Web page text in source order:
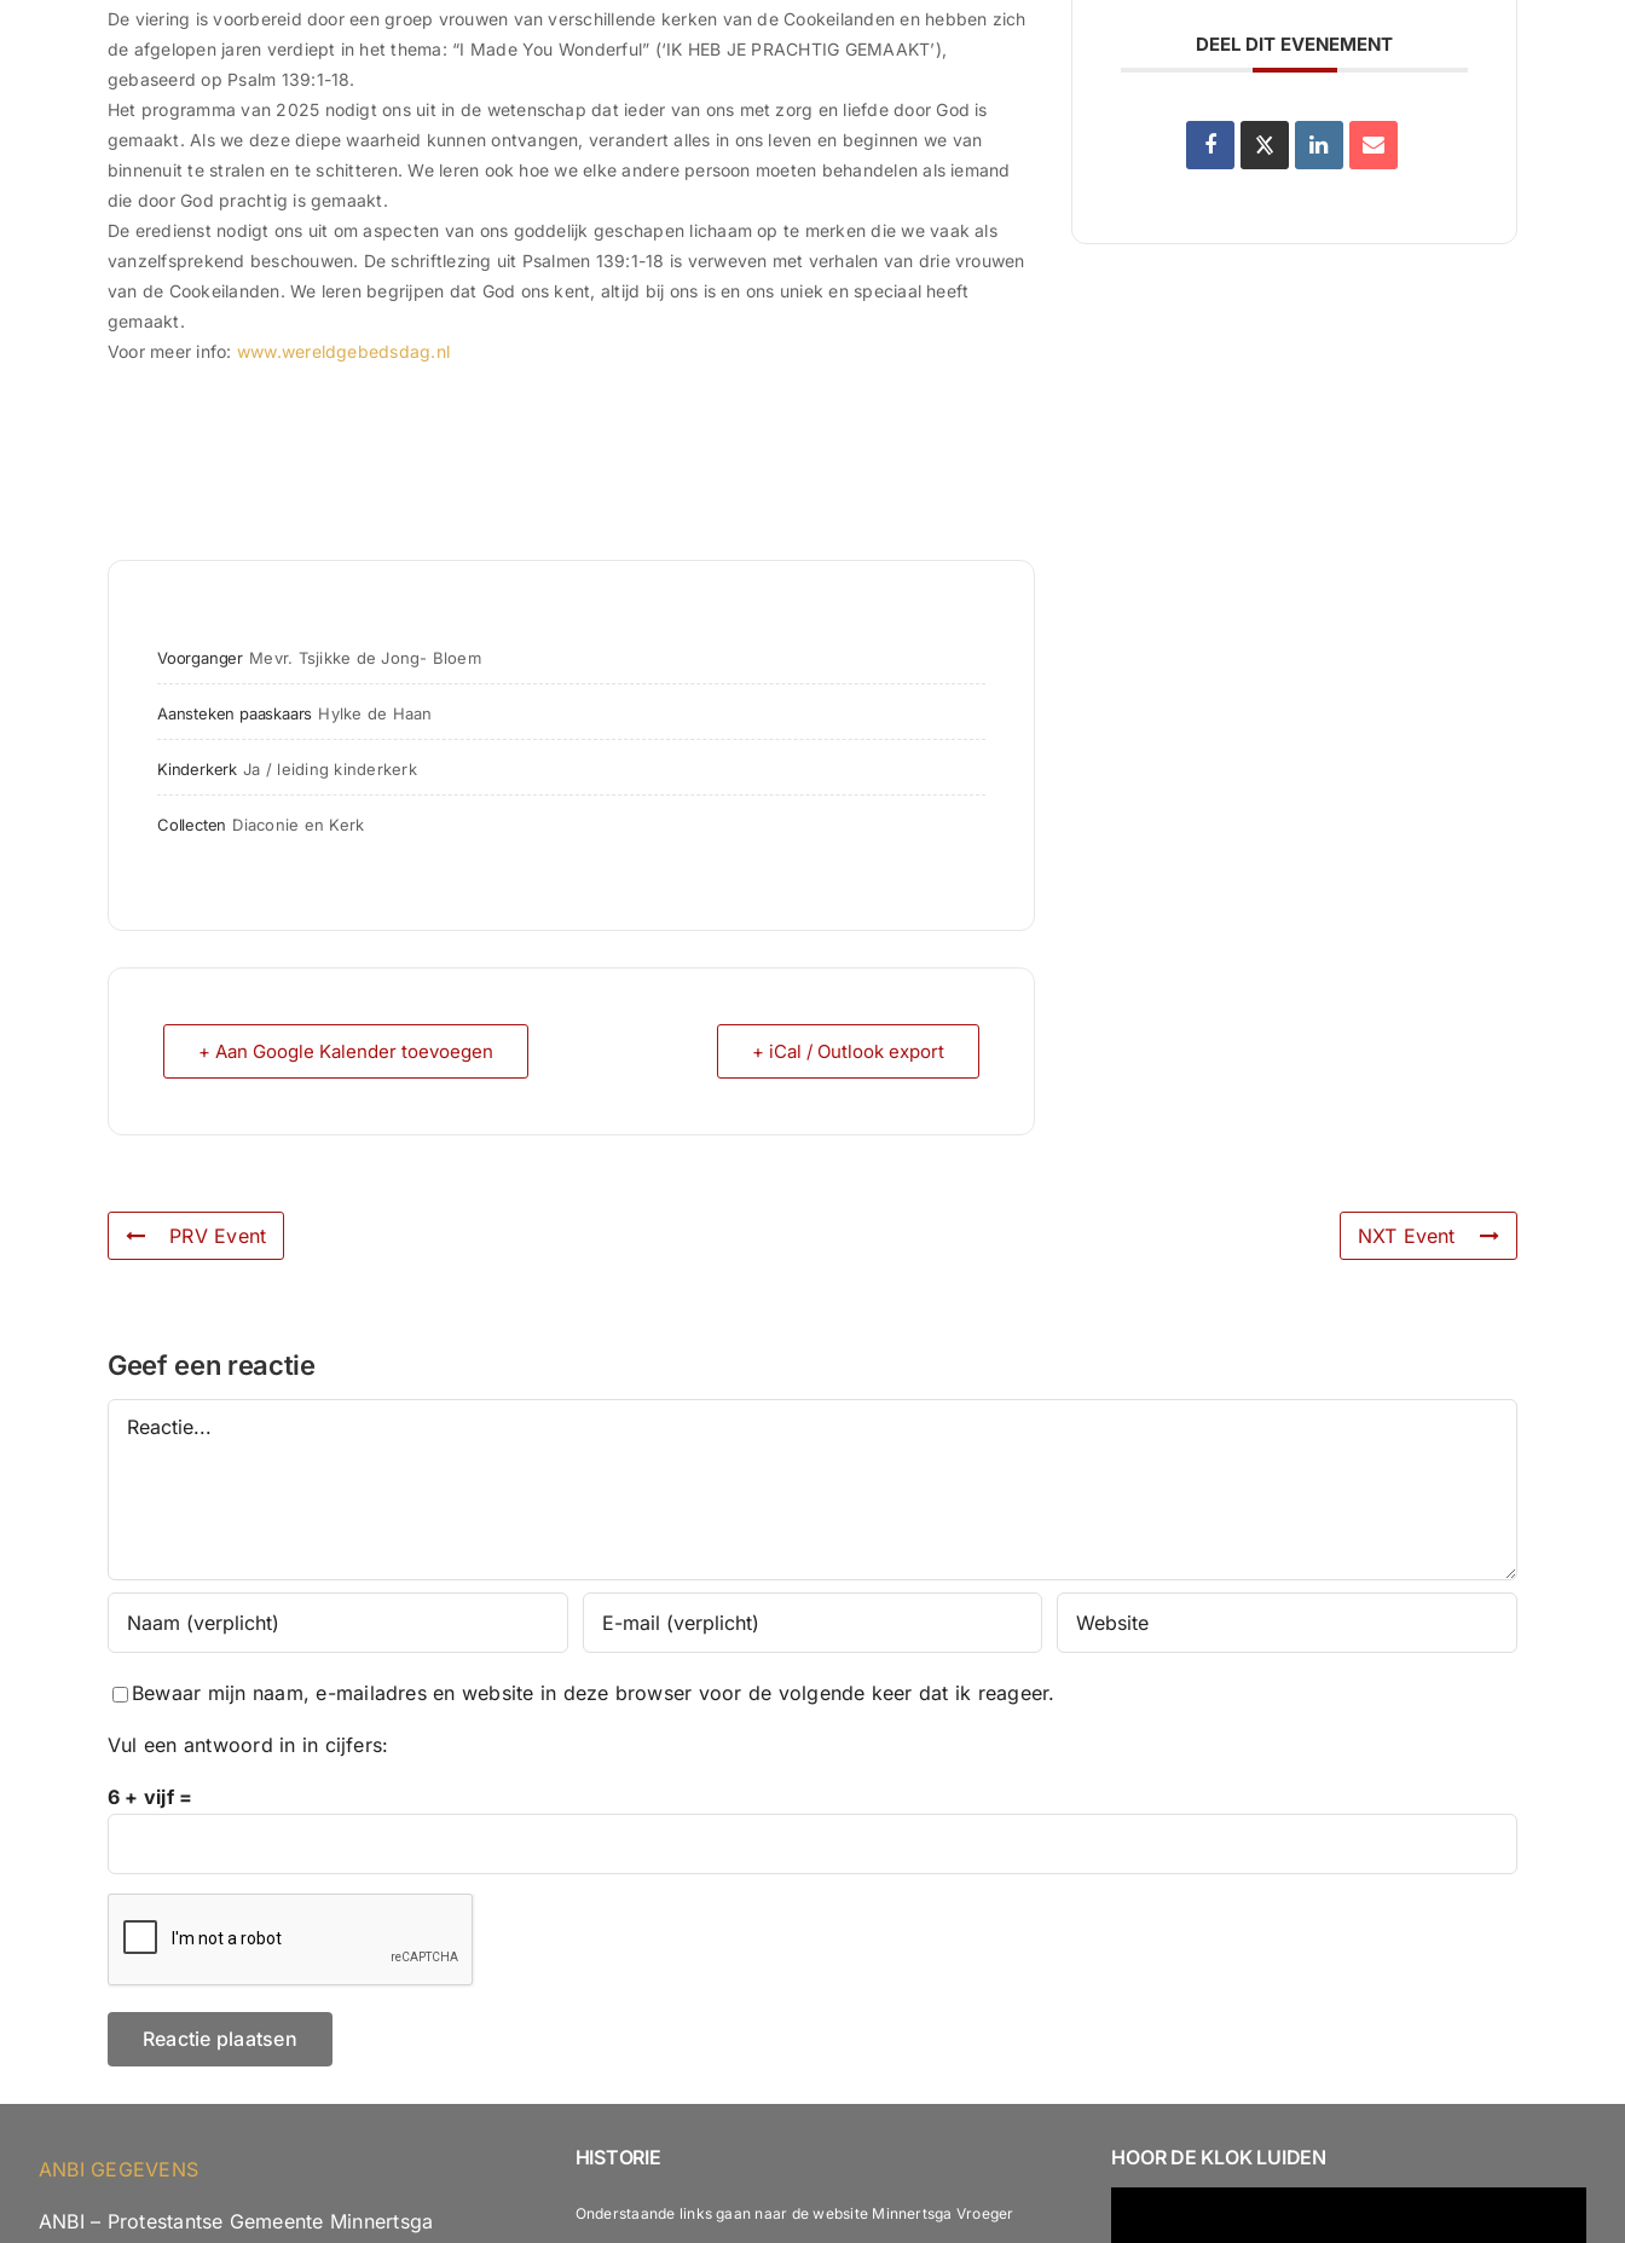
De viering is voorbereid door een groep vrouwen van verschillende kerken van de Cookeilanden en hebben zich
de afgelopen jaren verdiept in het thema: “I Made You Wonderful” (‘IK HEB JE PRACHTIG GEMAAKT’),
gebaseerd op Psalm 139:1-18.
Het programma van 2025 nodigt ons uit in de wetenschap dat ieder van ons met zorg en liefde door God is
gemaakt. Als we deze diepe waarheid kunnen ontvangen, verandert alles in ons leven en beginnen we van
binnenuit te stralen en te schitteren. We leren ook hoe we elke andere persoon moeten behandelen als iemand
die door God prachtig is gemaakt.
De eredienst nodigt ons uit om aspecten van ons goddelijk geschapen lichaam op te merken die we vaak als
vanzelfsprekend beschouwen. De schriftlezing uit Psalmen 139:1-18 is verweven met verhalen van drie vrouwen
van de Cookeilanden. We leren begrijpen dat God ons kent, altijd bij ons is en ons uniek en speciaal heeft
gemaakt.
Voor meer info: www.wereldgebedsdag.nl
Voorganger Mevr. Tsjikke de Jong- Bloem
Aansteken paaskaars Hylke de Haan
Kinderkerk Ja / leiding kinderkerk
Collecten Diaconie en Kerk
+ Aan Google Kalender toevoegen + iCal / Outlook export
DEEL DIT EVENEMENT
PRV Event NXT Event
Geef een reactie
Reactie
Bewaar mijn naam, e-mailadres en website in deze browser voor de volgende keer dat ik reageer.
Vul een antwoord in in cijfers:
6 + vijf =
ANBI GEGEVENS
ANBI – Protestantse Gemeente Minnertsga
HISTORIE
Onderstaande links gaan naar de website Minnertsga Vroeger
HOOR DE KLOK LUIDEN